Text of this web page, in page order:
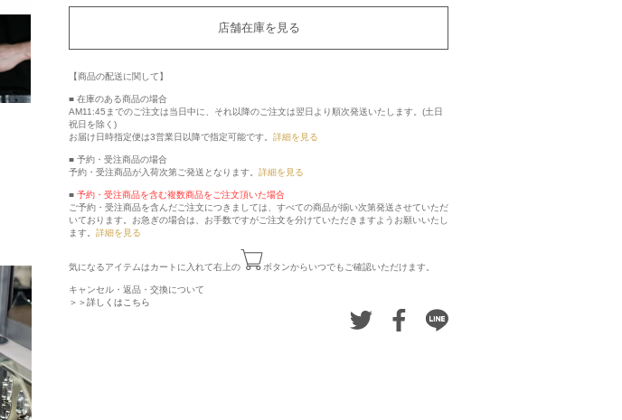
店舗在庫を見る
【商品の配送に関して】
■ 在庫のある商品の場合
AM11:45までのご注文は当日中に、それ以降のご注文は翌日より順次発送いたします。(土日
祝日を除く)
お届け日時指定便は3営業日以降で指定可能です。 詳細を見る
■ 予約・受注商品の場合
予約・受注商品が入荷次第ご発送となります。 詳細を見る
■ 予約・受注商品を含む複数商品をご注文頂いた場合
ご予約・受注商品を含んだご注文につきましては、すべての商品が揃い次第発送させていただ
いております。お急ぎの場合は、お手数ですがご注文を分けていただきますようお願いいたし
ます。 詳細を見る
気になるアイテムはカートに入れて右上の ボタンからいつでもご確認いただけます。
キャンセル・返品・交換について
＞＞詳しくはこちら